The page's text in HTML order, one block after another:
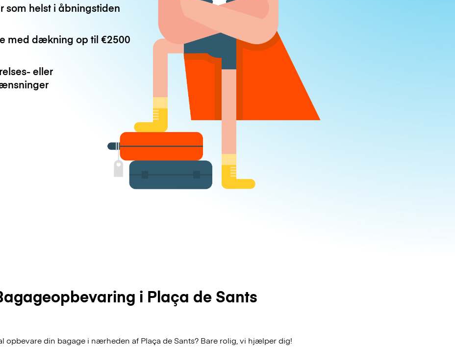
som helst i åbningstiden
med dækning op til €2500
eller
i Plaça de Sants
opbevare din bagage i nærheden af Plaça de Sants? Bare rolig, vi hjælper dig!